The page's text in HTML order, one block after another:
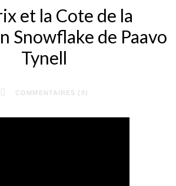
et la Cote de la
Snowflake de Paavo
Tynell
COMMENTAIRES (0)